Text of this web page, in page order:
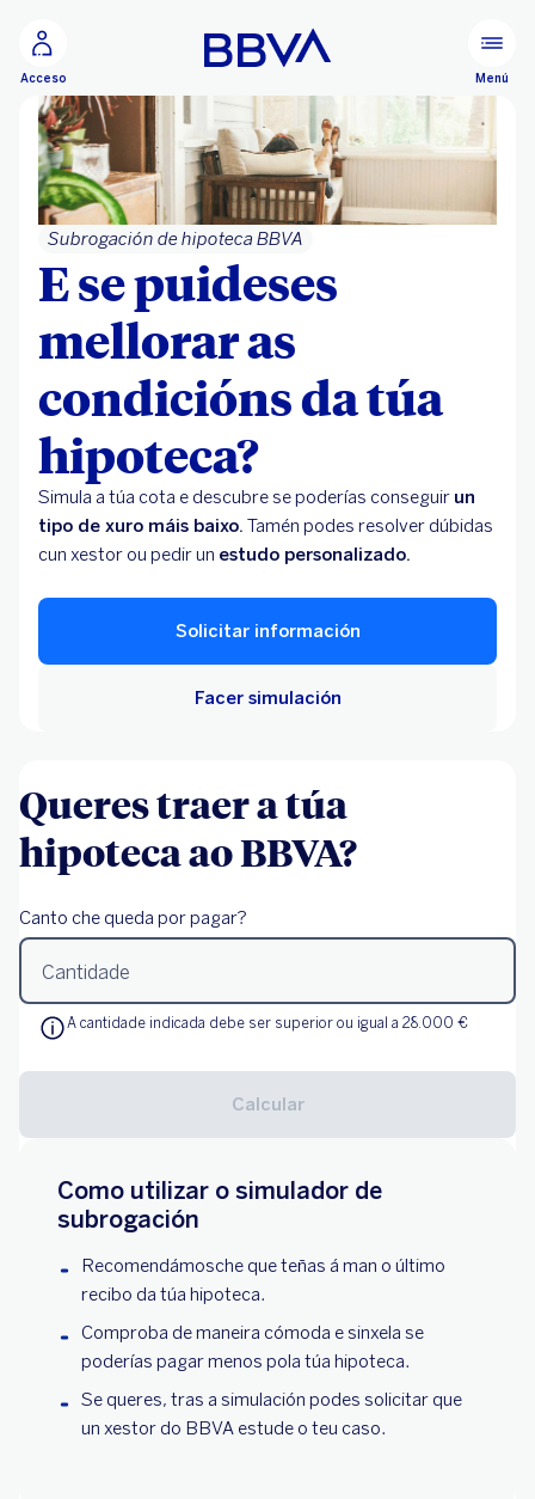
Acceso Menú
Subrogación de hipoteca BBVA
E se puideses
mellorar as
condicións da túa
hipoteca?
Simula a túa cota e descubre se poderías conseguir un
tipo de xuro máis baixo. Tamén podes resolver dúbidas
cun xestor ou pedir un estudo personalizado.
Solicitar información
Facer simulación